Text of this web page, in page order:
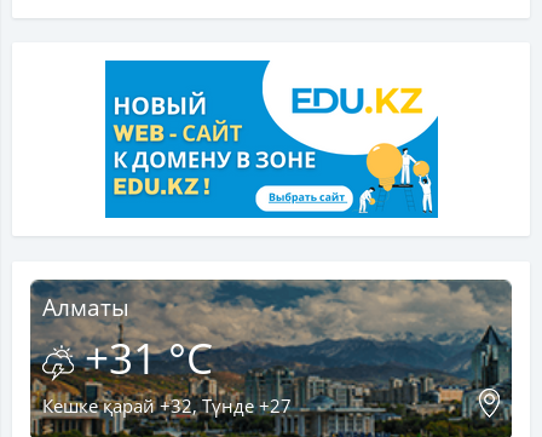
Алматы
+31 °C
Кешке қарай +32, Түнде +27